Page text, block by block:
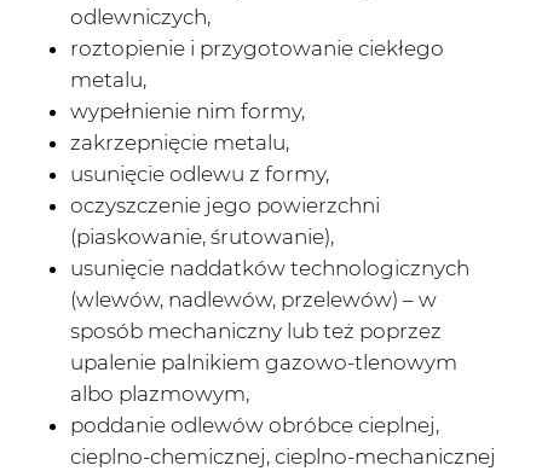
odlewniczych,
roztopienie i przygotowanie ciekłego
metalu,
wypełnienie nim formy,
zakrzepnięcie metalu,
usunięcie odlewu z formy,
oczyszczenie jego powierzchni
(piaskowanie, śrutowanie),
usunięcie naddatków technologicznych
(wlewów, nadlewów, przelewów) – w
sposób mechaniczny lub też poprzez
upalenie palnikiem gazowo-tlenowym
albo plazmowym,
poddanie odlewów obróbce cieplnej,
cieplno-chemicznej, cieplno-mechanicznej